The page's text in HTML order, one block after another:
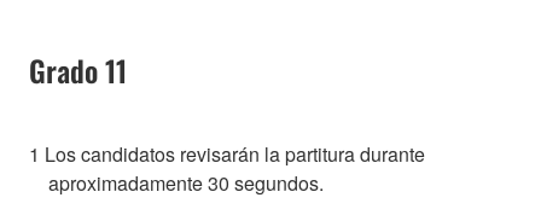
Grado 11
1 Los candidatos revisarán la partitura durante
aproximadamente 30 segundos.